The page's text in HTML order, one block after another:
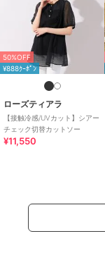
50%OFF
¥888ｸｰﾎﾟﾝ
ローズティアラ
【接触冷感/UVカット】シアー
チェック切替カットソー
¥11,550